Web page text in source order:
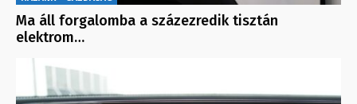
Ma áll forgalomba a százezredik tisztán
elektrom…